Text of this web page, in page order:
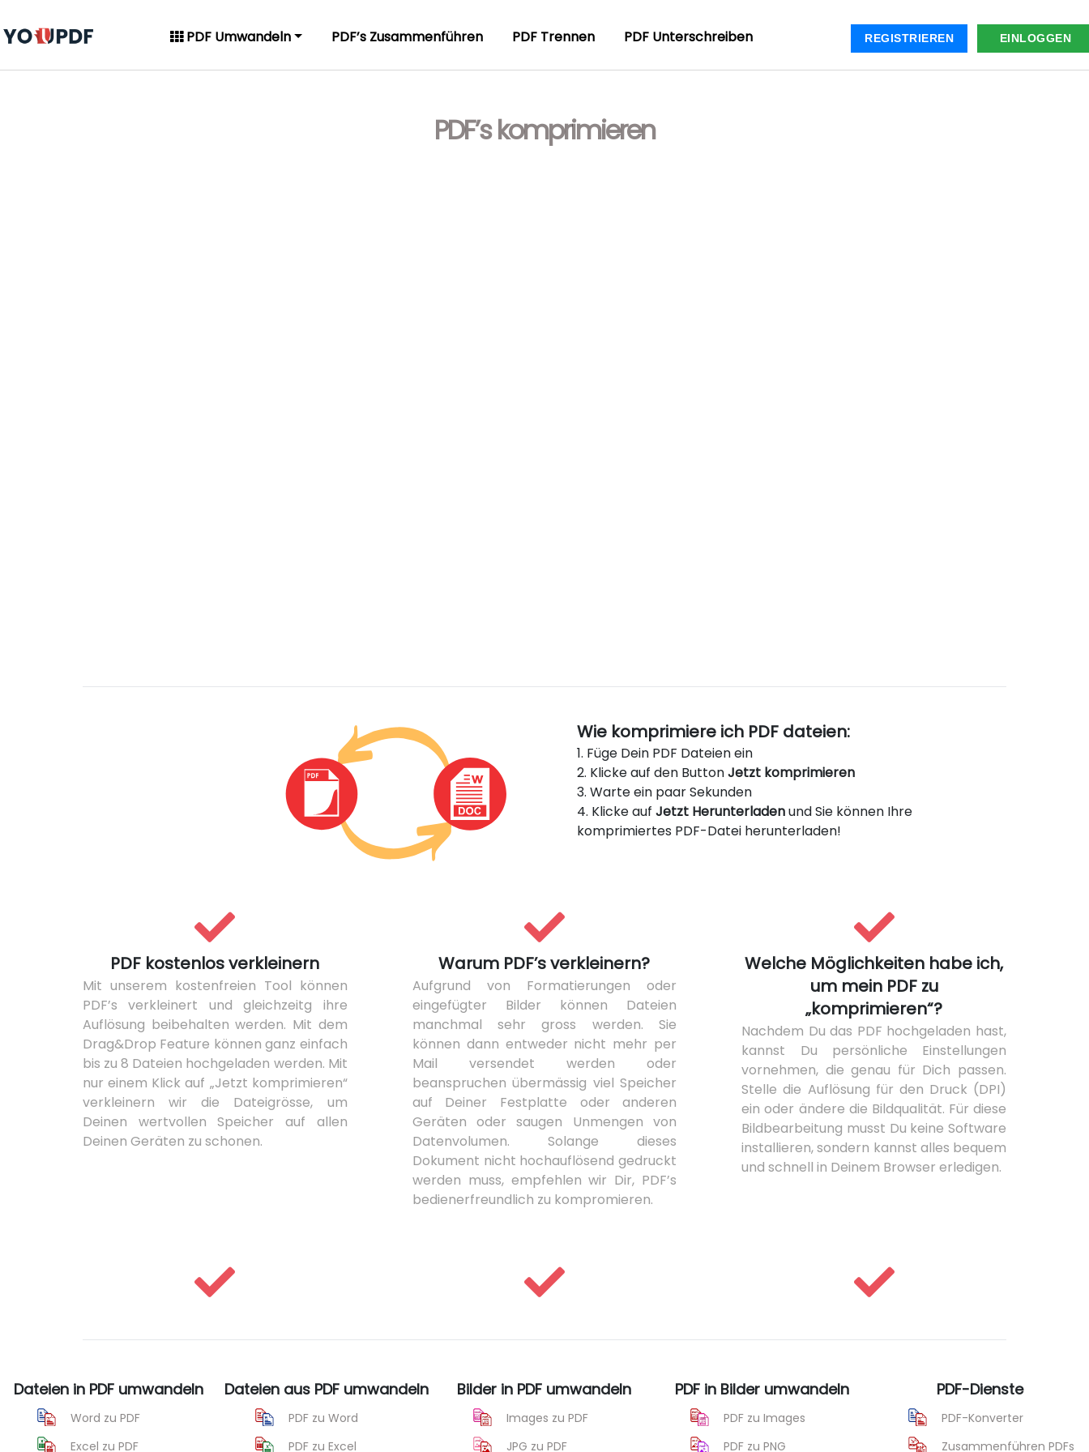
PDF Umwandeln PDF’s Zusammenführen PDF Trennen PDF Unterschreiben REGISTRIEREN EINLOGGEN
PDF’s komprimieren
Wie komprimiere ich PDF dateien:
1. Füge Dein PDF Dateien ein
2. Klicke auf den ButtonJetzt komprimieren
3. Warte ein paar Sekunden
4. Klicke auf Jetzt Herunterladenund Sie können Ihre
komprimiertes PDF-Datei herunterladen!
PDF kostenlos verkleinern
Mit unserem kostenfreien Tool können
PDF’s verkleinert und gleichzeitg ihre
Auflösung beibehalten werden. Mit dem
Drag&Drop Feature können ganz einfach
bis zu 8 Dateien hochgeladen werden. Mit
nur einem Klick auf „Jetzt komprimieren“
verkleinern wir die Dateigrösse, um
Deinen wertvollen Speicher auf allen
Deinen Geräten zu schonen.
Warum PDF’s verkleinern?
Aufgrund von Formatierungen oder
eingefügter Bilder können Dateien
manchmal sehr gross werden. Sie
können dann entweder nicht mehr per
Mail versendet werden oder
beanspruchen übermässig viel Speicher
auf Deiner Festplatte oder anderen
Geräten oder saugen Unmengen von
Datenvolumen. Solange dieses
Dokument nicht hochauflösend gedruckt
werden muss, empfehlen wir Dir, PDF’s
bedienerfreundlich zu kompromieren.
Welche Möglichkeiten habe ich,
um mein PDF zu
„komprimieren“?
Nachdem Du das PDF hochgeladen hast,
kannst Du persönliche Einstellungen
vornehmen, die genau für Dich passen.
Stelle die Auflösung für den Druck (DPI)
ein oder ändere die Bildqualität. Für diese
Bildbearbeitung musst Du keine Software
installieren, sondern kannst alles bequem
und schnell in Deinem Browser erledigen.
Dateien in PDF umwandeln
Word zu PDF
Excel zu PDF
Dateien aus PDF umwandeln
PDF zu Word
PDF zu Excel
Bilder in PDF umwandeln
Images zu PDF
JPG zu PDF
PDF in Bilder umwandeln
PDF zu Images
PDF zu PNG
PDF-Dienste
PDF-Konverter
Zusammenführen PDFs